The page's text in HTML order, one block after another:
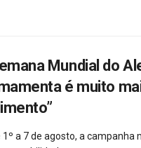
Mundial do
é muito
1º a 7 de agosto, a